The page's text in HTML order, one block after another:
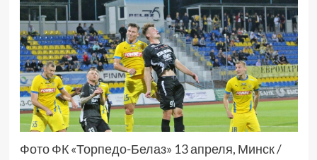
Фото ФК «Торпедо-Белаз» 13 апреля, Минск /